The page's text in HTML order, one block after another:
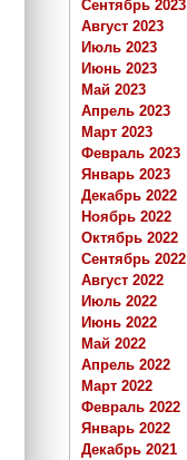
Сентябрь 2023
Август 2023
Июль 2023
Июнь 2023
Май 2023
Апрель 2023
Март 2023
Февраль 2023
Январь 2023
Декабрь 2022
Ноябрь 2022
Октябрь 2022
Сентябрь 2022
Август 2022
Июль 2022
Июнь 2022
Май 2022
Апрель 2022
Март 2022
Февраль 2022
Январь 2022
Декабрь 2021